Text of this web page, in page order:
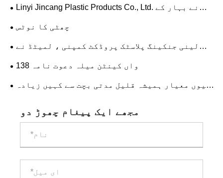
Linyi Jincang Plastic Products Co., Ltd. نے بہار کے
چھٹی کا نوٹس
لینی جنکینگ پلاسٹک پروڈکٹ کمپنی ، لمیٹڈ نے
کرسمس کے دل چسپ سلاموں میں توسیع کی۔
138 واں کینٹن میلہ دعوت نامہ
کیوں معیار ہمیشہ قلیل مدتی بچت سے کہیں زیادہ
مجھے ایک پیغام چھوڑ دو